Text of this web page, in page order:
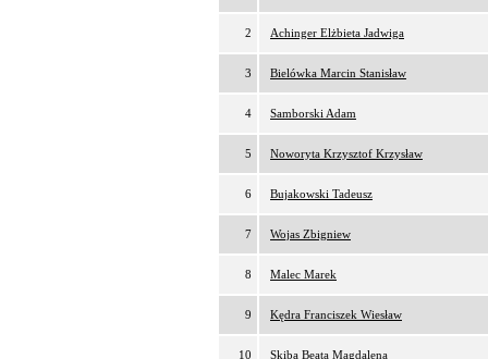
2 Achinger Elżbieta Jadwiga
3 Bielówka Marcin Stanisław
4 Samborski Adam
5 Noworyta Krzysztof Krzysław
6 Bujakowski Tadeusz
7 Wojas Zbigniew
8 Malec Marek
9 Kędra Franciszek Wiesław
10 Skiba Beata Magdalena